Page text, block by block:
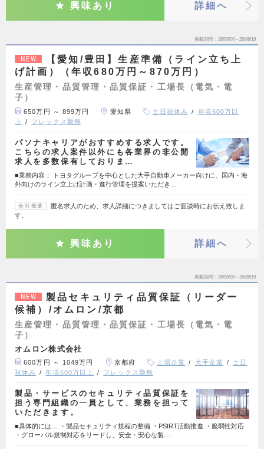
興味あり 詳細へ
掲載期間 26/08/06～26/08/19
NEW
【愛知/豊田】生産準備（ライン立ち上
げ計画）（年収680万円～870万円）
生産管理・品質管理・品質保証・工場長（電気・電
子）
650万円 ～ 899万円 愛知県 土日祝休み
年収600万以
上
フレックス勤務
パソナキャリアがおすすめする求人です。
こちらの求人案件以外にも各業界の非公開
求人を多数保有しておりま…
■業務内容： トヨタグループを中心とした大手自動車メーカー向けに、国内・海
外向けのライン立上げ計画・進行管理を提案いただき…
会社概要
匿名求人のため、求人詳細につきましてはご面談時にお伝え致しま
す。
興味あり 詳細へ
掲載期間 26/08/06～26/08/19
NEW
製品セキュリティ品質保証（リーダー
候補）/オムロン/京都
生産管理・品質管理・品質保証・工場長（電気・電
子）
オムロン株式会社
600万円 ～ 1049万円 京都府 上場企業 大手企業
土日
祝休み
年収600万以上 フレックス勤務
製品・サービスのセキュリティ品質保証を
担う専門組織の一員として、業務を担って
いただきます。
■具体的には… ・製品セキュリティ規程の整備 ・PSIRT活動推進 ・脆弱性対応
・グローバル規制対応をリードし、安全・安心な製…